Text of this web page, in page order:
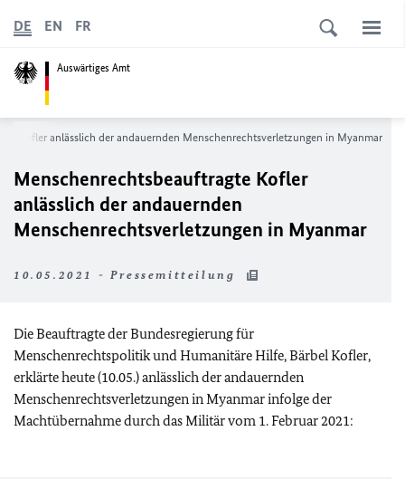
Auswärtiges Amt
DE EN FR
Kofler anlässlich der andauernden Menschenrechtsverletzungen in Myanmar
Menschenrechtsbeauftragte Kofler
anlässlich der andauernden
Menschenrechtsverletzungen in Myanmar
10.05.2021 - Pressemitteilung
Die Beauftragte der Bundesregierung für
Menschenrechtspolitik und Humanitäre Hilfe, Bärbel Kofler,
erklärte heute (10.05.) anlässlich der andauernden
Menschenrechtsverletzungen in Myanmar infolge der
Machtübernahme durch das Militär vom 1. Februar 2021: